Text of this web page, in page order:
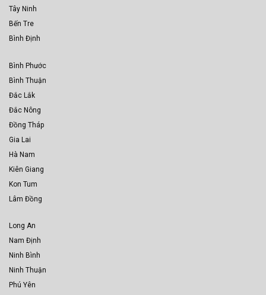
Tây Ninh
Bến Tre
Bình Định
Bình Phước
Bình Thuận
Đắc Lắk
Đắc Nông
Đồng Tháp
Gia Lai
Hà Nam
Kiên Giang
Kon Tum
Lâm Đồng
Long An
Nam Định
Ninh Bình
Ninh Thuận
Phú Yên